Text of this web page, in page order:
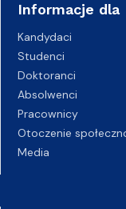
Informacje dla
Kandydaci
Studenci
Doktoranci
Absolwenci
Pracownicy
Otoczenie
Media